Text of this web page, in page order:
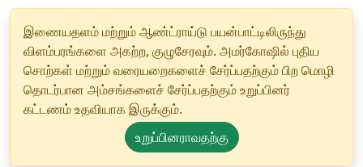
இணையதளம் மற்றும் ஆண்ட்ராய்டு பயன்பாட்டிலிருந்து
விளம்பரங்களை அகற்ற, குழுசேரவும். அமர்கோஷில் புதிய
சொற்கள் மற்றும் வரையறைகளைச் சேர்ப்பதற்கும் பிற மொழி
தொடர்பான அம்சங்களைச் சேர்ப்பதற்கும் உறுப்பினர்
கட்டணம் உதவியாக இருக்கும்.
உறுப்பினராவதற்கு